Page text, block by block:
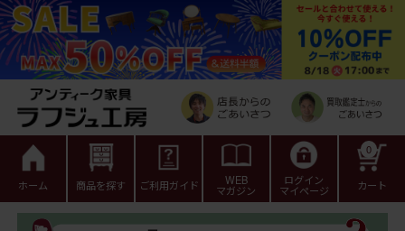
ホーム 商品を探す ご利用ガイド WEB
マガジン
ログイン
マイページ カート
0